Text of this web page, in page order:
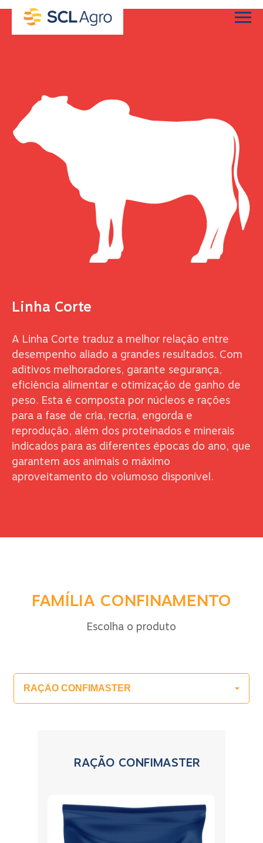
Linha Corte
A Linha Corte traduz a melhor relação entre
desempenho aliado a grandes resultados. Com
aditivos melhoradores, garante segurança,
eficiência alimentar e otimização de ganho de
peso. Esta é composta por núcleos e rações
para a fase de cria, recria, engorda e
reprodução, além dos proteinados e minerais
indicados para as diferentes épocas do ano, que
garantem aos animais o máximo
aproveitamento do volumoso disponível.
FAMÍLIA CONFINAMENTO
Escolha o produto
RAÇÃO CONFIMASTER